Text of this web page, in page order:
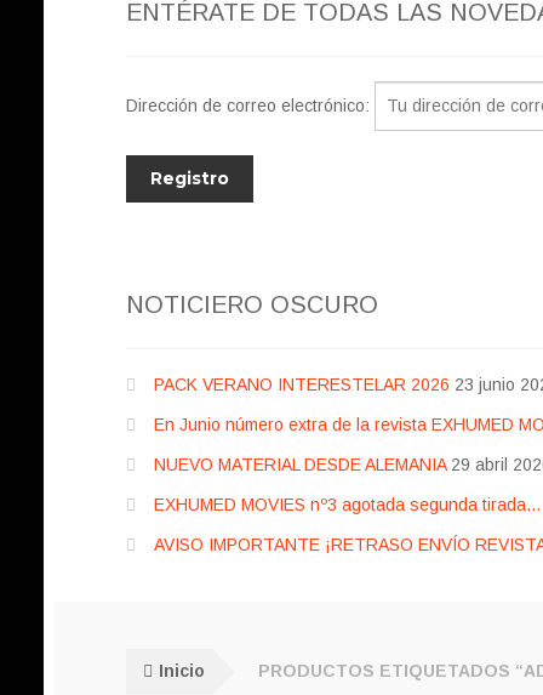
ENTÉRATE DE TODAS LAS
Dirección de correo electrónico:
NOTICIERO OSCURO
PACK VERANO INTERESTELAR 2026 23 junio
En Junio número extra de la revista EXHUMED
NUEVO MATERIAL DESDE ALEMANIA 29 abril
EXHUMED MOVIES nº3 agotada segunda
AVISO IMPORTANTE ¡RETRASO ENVÍO
Inicio PRODUCTOS ETIQUETADOS